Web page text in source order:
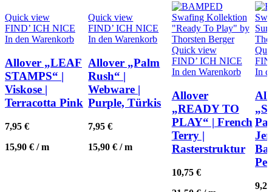
Quick view
FIND’ ICH NICE
In den Warenkorb
Allover „LEAF
STAMPS“ |
Viskose |
Terracotta Pink
7,95 €
15,90 € /m
Quick view
FIND’ ICH NICE
In den Warenkorb
Allover „Palm
Rush“ |
Webware |
Purple, Türkis
7,95€
15,90€ /m
Quick view
FIND’ ICH NICE
In den Warenkorb
Allover
„READY TO
PLAY“ | French
Terry |
Rasterstruktur
10,75 €
In